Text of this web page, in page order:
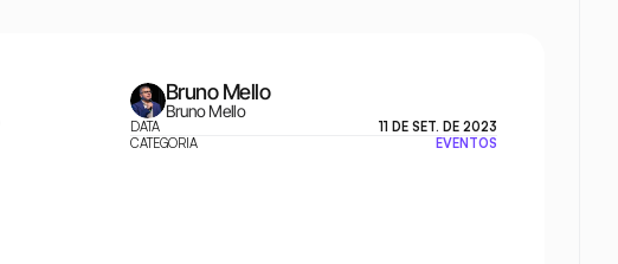
Bruno Mello
Bruno Mello
DATA
11 DE SET. DE 2023
CATEGORIA
EVENTOS